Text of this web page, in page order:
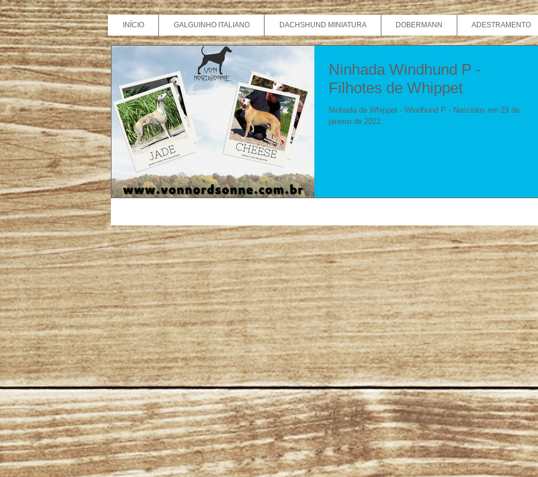
INÍCIO GALGUINHO ITALIANO DACHSHUND MINIATURA DOBERMANN ADESTRAMENTO
Ninhada Windhund P -
Filhotes de Whippet
Ninhada de Whippet - Windhund P - Nascidos em 29 de
janeiro de 2022.